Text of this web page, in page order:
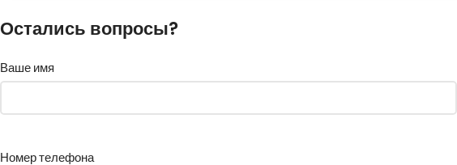
Остались вопросы?
Ваше имя
Номер телефона